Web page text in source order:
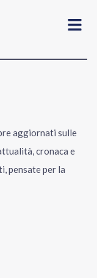
Menu
aggiornati sulle
cronaca e
pensate per la